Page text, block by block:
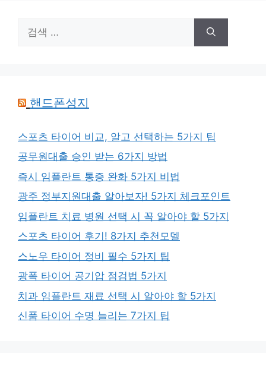
색:
핸드폰성지
스포츠 타이어 비교, 알고 선택하는 5가지 팁
공무원대출 승인 받는 6가지 방법
즉시 임플란트 통증 완화 5가지 비법
광주 정부지원대출 알아보자! 5가지 체크포인트
임플란트 치료 병원 선택 시 꼭 알아야 할 5가지
스포츠 타이어 후기! 8가지 추천모델
스노우 타이어 정비 필수 5가지 팁
광폭 타이어 공기압 점검법 5가지
치과 임플란트 재료 선택 시 알아야 할 5가지
신품 타이어 수명 늘리는 7가지 팁